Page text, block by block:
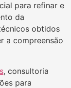
para refinar e
da
obtidos
a compreensão
, consultoria
para